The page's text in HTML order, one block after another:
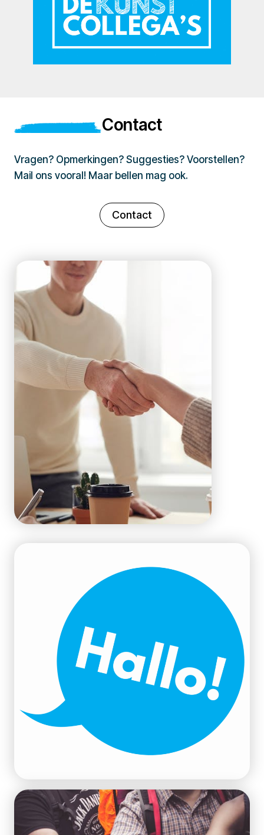
Contact
Vragen? Opmerkingen? Suggesties? Voorstellen?
Mail ons vooral! Maar bellen mag ook.
Contact